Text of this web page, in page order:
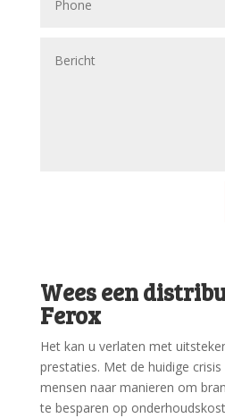
Wees een
Ferox
Het kan u verlaten met
prestaties. Met de huidige
mensen naar manieren om
te besparen op